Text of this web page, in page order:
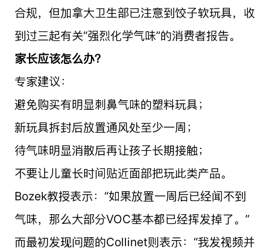
合规，但加拿大卫生部已注意到饺子软玩具，收
到过三起有关“强烈化学气味”的消费者报告。
家长应该怎么办？
专家建议：
避免购买有明显刺鼻气味的塑料玩具；
新玩具拆封后放置通风处至少一周；
待气味明显消散后再让孩子长期接触；
不要让儿童长时间贴近面部把玩此类产品。
Bozek教授表示：“如果放置一周后已经闻不到
气味，那么大部分VOC基本都已经挥发掉了。”
而最初发现问题的Collinet则表示：“我发视频并